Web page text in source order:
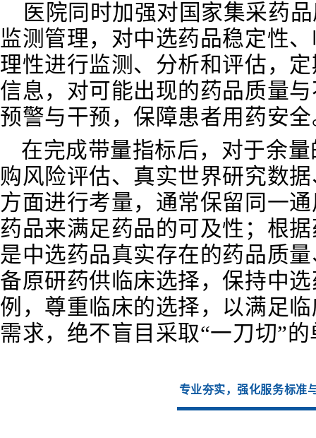
医院同时加强对国家集采药
监测管理，对中选药品稳定性
理性进行监测、分析和评估，
信息，对可能出现的药品质量
预警与干预，保障患者用药安
在完成带量指标后，对于余量
购风险评估、真实世界研究数
方面进行考量， 通常保留同一
药品来满足药品的可及性； 根
是中选药品真实存在的药品质
备原研药供临床选择，保持中
例，尊重临床的选择，以满足
需求， 绝不盲目采取“一刀切”
专业夯实，强化服务标准